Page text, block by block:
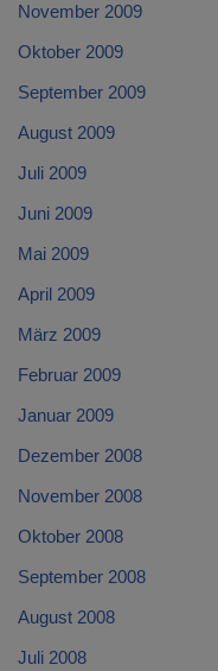
November 2009
Oktober 2009
September 2009
August 2009
Juli 2009
Juni 2009
Mai 2009
April 2009
März 2009
Februar 2009
Januar 2009
Dezember 2008
November 2008
Oktober 2008
September 2008
August 2008
Juli 2008